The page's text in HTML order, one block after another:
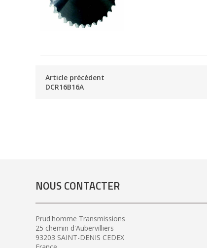
Article précédent
DCR16B16A
NOUS CONTACTER
Prud'homme Transmissions
25 chemin d'Aubervilliers
93203 SAINT-DENIS CEDEX